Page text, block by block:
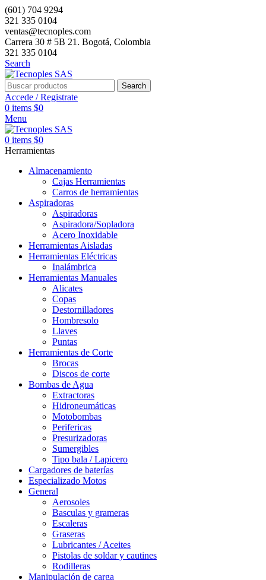
(601) 704 9294
321 335 0104
ventas@tecnoples.com
Carrera 30 # 5B 21. Bogotá, Colombia
321 335 0104
Search
Search
Accede / Registrate
0 items $0
Menu
0 items $0
Herramientas
Almacenamiento
Cajas Herramientas
Carros de herramientas
Aspiradoras
Aspiradoras
Aspiradora/Sopladora
Acero Inoxidable
Herramientas Aisladas
Herramientas Eléctricas
Inalámbrica
Herramientas Manuales
Alicates
Copas
Destornilladores
Hombresolo
Llaves
Puntas
Herramientas de Corte
Brocas
Discos de corte
Bombas de Agua
Extractoras
Hidroneumáticas
Motobombas
Perifericas
Presurizadoras
Sumergibles
Tipo bala / Lapicero
Cargadores de baterías
Especializado Motos
General
Aerosoles
Basculas y grameras
Escaleras
Graseras
Lubricantes / Aceites
Pistolas de soldar y cautines
Rodilleras
Manipulación de carga